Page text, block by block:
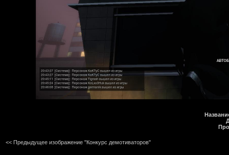
<< Предыдущее изображение "Конкурс демотиваторов"